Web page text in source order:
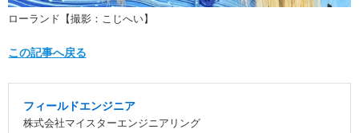
ローランド【撮影：こじへい】
この記事へ戻る
フィールドエンジニア
株式会社マイスターエンジニアリング